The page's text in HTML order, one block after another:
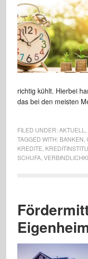
richtig kühlt. Hierbei
das bei den meisten
FILED UNDER:AKTUELL
TAGGED WITH: BANKEN
KREDITE
SCHUFA,